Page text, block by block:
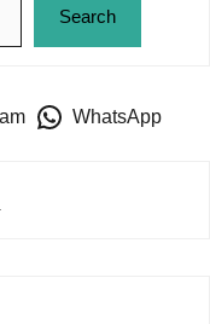
Search
WhatsApp